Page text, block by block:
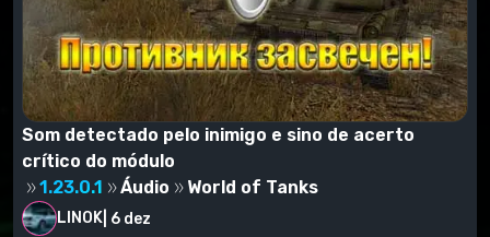
Som detectado pelo inimigo e sino de acerto
crítico do módulo
1.23.0.1
Áudio World of Tanks
LINOK 6 dez